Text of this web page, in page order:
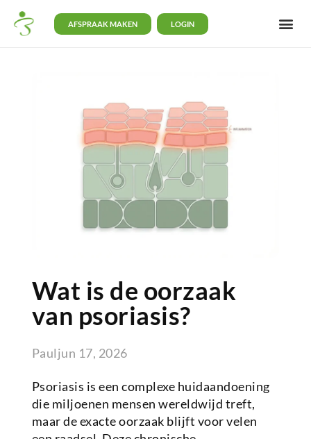
AFSPRAAK MAKEN LOGIN
Wat is de oorzaak
van psoriasis?
Pauljun 17, 2026
Psoriasis is een complexe huidaandoening
die miljoenen mensen wereldwijd treft,
maar de exacte oorzaak blijft voor velen